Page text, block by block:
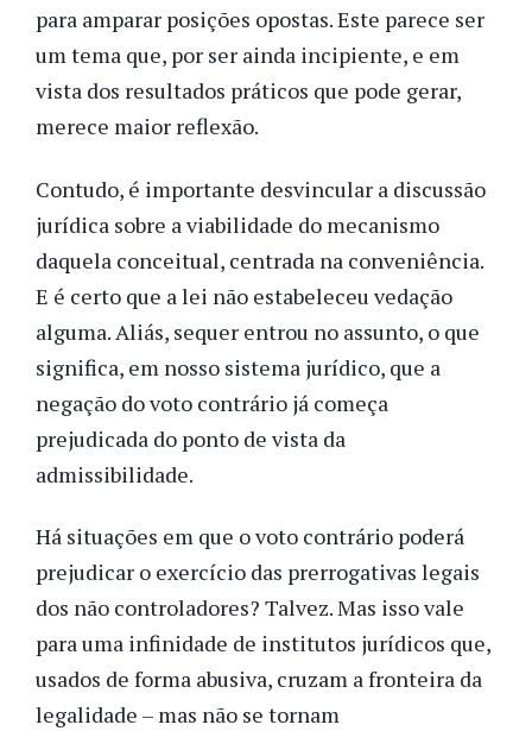
para amparar posições opostas. Este parece ser
um tema que, por ser ainda incipiente, e em
vista dos resultados práticos que pode gerar,
merece maior reflexão.
Contudo, é importante desvincular a discussão
jurídica sobre a viabilidade do mecanismo
daquela conceitual, centrada na conveniência.
E é certo que a lei não estabeleceu vedação
alguma. Aliás, sequer entrou no assunto, o que
significa, em nosso sistema jurídico, que a
negação do voto contrário já começa
prejudicada do ponto de vista da
admissibilidade.
Há situações em que o voto contrário poderá
prejudicar o exercício das prerrogativas legais
dos não controladores? Talvez. Mas isso vale
para uma infinidade de institutos jurídicos que,
usados de forma abusiva, cruzam a fronteira da
legalidade – mas não se tornam